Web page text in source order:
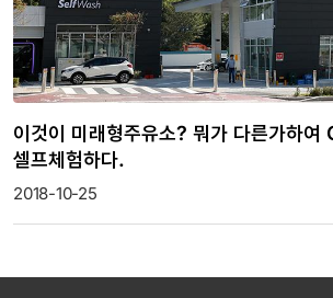
이것이 미래형주유소? 뭐가 다른가하여
셀프체험하다.
2018-10-25